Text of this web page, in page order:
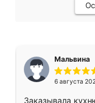
Мальвина
6 августа
Заказывала